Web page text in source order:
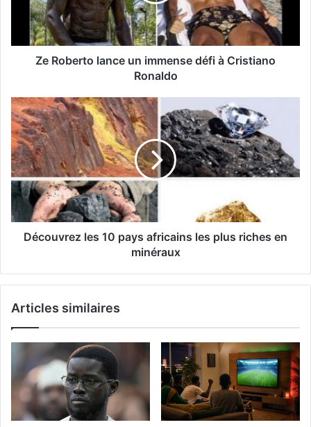
Ze Roberto lance un immense défi à Cristiano
Ronaldo
Découvrez les 10 pays africains les plus riches en
minéraux
Articles similaires